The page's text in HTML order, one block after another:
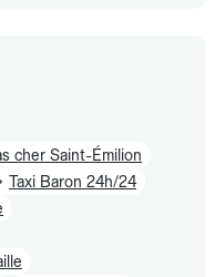
cher Saint-Émilion
Taxi Baron 24h/24